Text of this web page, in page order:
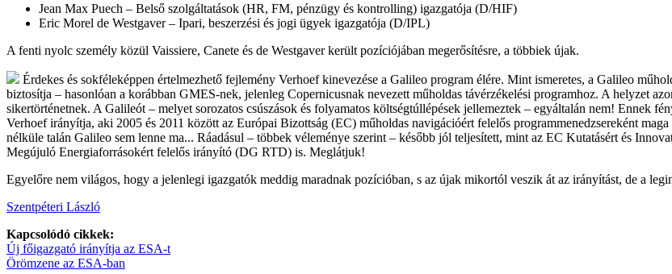
Jean Max Puech – Belső szolgáltatások (HR, FM, pénzügy és kontrolling) igazgatója (D/HIF)
Eric Morel de Westgaver – Ipari, beszerzési és jogi ügyek igazgatója (D/IPL)
A fenti nyolc személy közül Vaissiere, Canete és de Westgaver került pozíciójában megerősítésre, a többiek újak.
Érdekes és sokféleképpen értelmezhető fejlemény Verhoef kinevezése a Galileo program élére. Mint ismeretes, a Galileo
biztosítja – hasonlóan a korábban GMES-nek, jelenleg Copernicusnak nevezett műholdas távérzékelési programhoz. A helyzet
sikertörténetnek. A Galileót – melyet sorozatos csúszások és folyamatos költségtúllépések jellemeztek – egyáltalán nem! Ennek
Verhoef irányítja, aki 2005 és 2011 között az Európai Bizottság (EC) műholdas navigációért felelős programmenedzsereként
nélküle talán Galileo sem lenne ma... Ráadásul – többek véleménye szerint – később jól teljesített, mint az EC Kutatásért és
Megújuló Energiaforrásokért felelős irányító (DG RTD) is. Meglátjuk!
Egyelőre nem világos, hogy a jelenlegi igazgatók meddig maradnak pozícióban, s az újak mikortól veszik át az irányítást, de a
Szentpéteri László
Kapcsolódó cikkek:
Új főigazgató irányítja az ESA-t
Örömzene az ESA-ban